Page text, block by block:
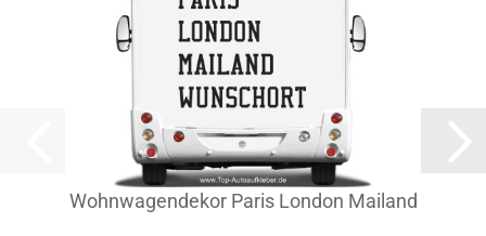
Wohnwagendekor Paris London Mailand